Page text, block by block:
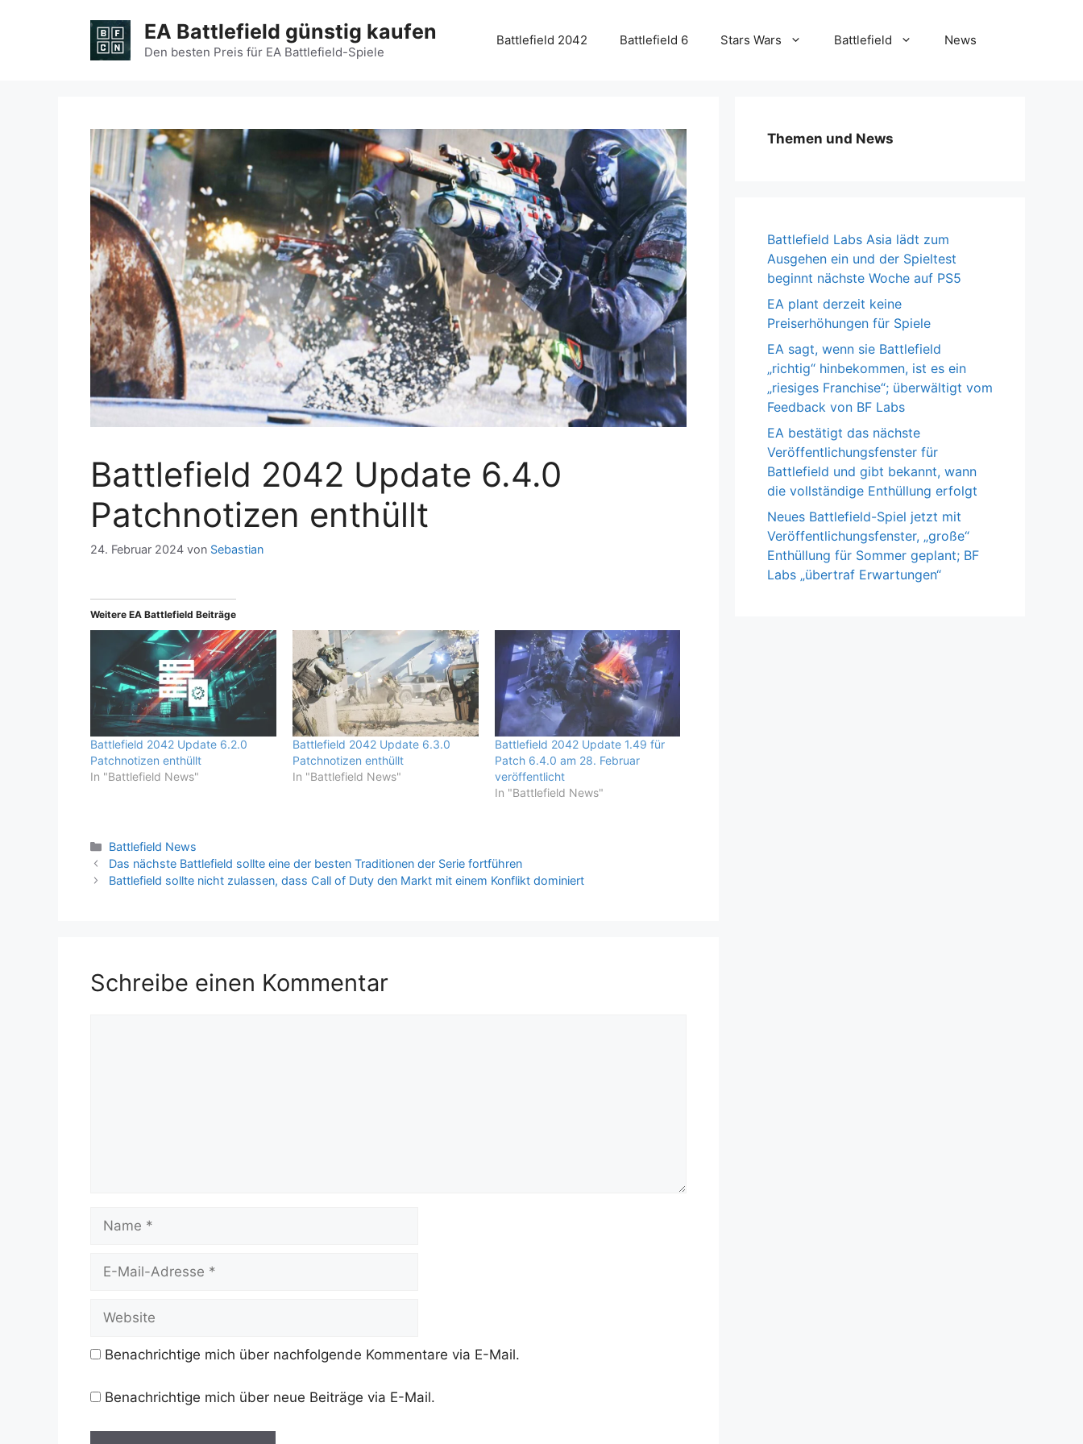
EA Battlefield günstig kaufen
Den besten Preis für EA Battlefield-Spiele
Battlefield 2042 Battlefield 6 Stars Wars Battlefield News
Battlefield 2042 Update 6.4.0
Patchnotizen enthüllt
24. Februar 2024 von Sebastian
Weitere EA Battlefield Beiträge
Battlefield 2042 Update 6.2.0
Patchnotizen enthüllt
In "Battlefield News"
Battlefield 2042 Update 6.3.0
Patchnotizen enthüllt
In "Battlefield News"
Battlefield 2042 Update 1.49 für
Patch 6.4.0 am 28. Februar
veröffentlicht
In "Battlefield News"
Kategorien
Battlefield News
Das nächste Battlefield sollte eine der besten Traditionen der Serie fortführen
Battlefield sollte nicht zulassen, dass Call of Duty den Markt mit einem Konflikt dominiert
Schreibe einen Kommentar
Mail-
Benachrichtige mich über nachfolgende Kommentare via E-Mail.
Benachrichtige mich über neue Beiträge via E-Mail.
Themen und News
Battlefield Labs Asia lädt zum
Ausgehen ein und der Spieltest
beginnt nächste Woche auf PS5
EA plant derzeit keine
Preiserhöhungen für Spiele
EA sagt, wenn sie Battlefield
„richtig“ hinbekommen, ist es ein
„riesiges Franchise“; überwältigt vom
Feedback von BF Labs
EA bestätigt das nächste
Veröffentlichungsfenster für
Battlefield und gibt bekannt, wann
die vollständige Enthüllung erfolgt
Neues Battlefield-Spiel jetzt mit
Veröffentlichungsfenster, „große“
Enthüllung für Sommer geplant; BF
Labs „übertraf Erwartungen“